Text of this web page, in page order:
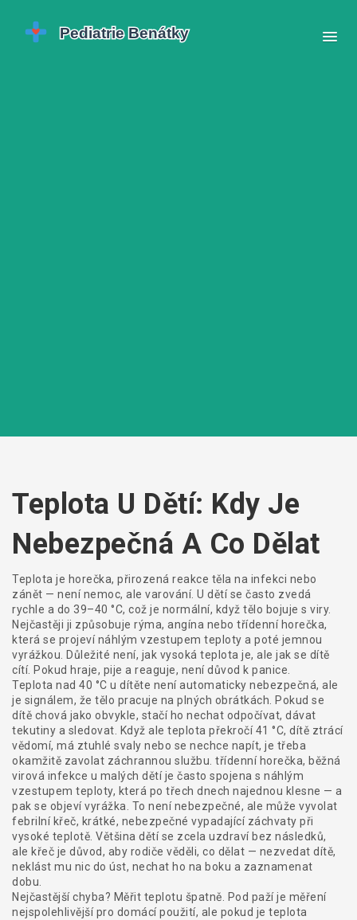
Teplota U Dětí: Kdy Je
Nebezpečná A Co Dělat
Teplota je horečka, přirozená reakce těla na infekci nebo
zánět — není nemoc, ale varování. U dětí se často zvedá
rychle a do 39–40 °C, což je normální, když tělo bojuje s viry.
Nejčastěji ji způsobuje rýma, angína nebo třídenní horečka,
která se projeví náhlým vzestupem teploty a poté jemnou
vyrážkou. Důležité není, jak vysoká teplota je, ale jak se dítě
cítí. Pokud hraje, pije a reaguje, není důvod k panice.
Teplota nad 40 °C u dítěte není automaticky nebezpečná, ale
je signálem, že tělo pracuje na plných obrátkách. Pokud se
dítě chová jako obvykle, stačí ho nechat odpočívat, dávat
tekutiny a sledovat. Když ale teplota překročí 41 °C, dítě ztrácí
vědomí, má ztuhlé svaly nebo se nechce napít, je třeba
okamžitě zavolat záchrannou službu. třídenní horečka, běžná
virová infekce u malých dětíje často spojena s náhlým
vzestupem teploty, která po třech dnech najednou klesne — a
pak se objeví vyrážka. To není nebezpečné, ale může vyvolat
febrilní křeč, krátké, nebezpečné vypadající záchvaty při
vysoké teplotě . Většina dětí se zcela uzdraví bez následků,
ale křeč je důvod, aby rodiče věděli, co dělat — nezvedat dítě,
neklást mu nic do úst, nechat ho na boku a zaznamenat
dobu.
Nejčastější chyba? Měřit teplotu špatně. Pod paží je měření
nejspolehlivější pro domácí použití, ale pokud je teplota